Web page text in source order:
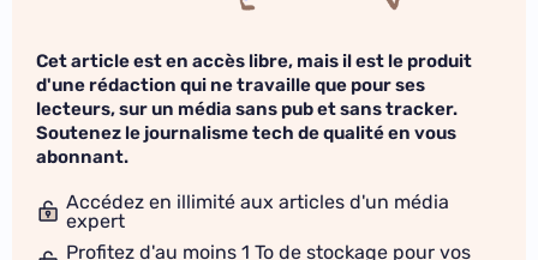
Cet article est en accès libre, mais il est le produit
d'une rédaction qui ne travaille que pour ses
lecteurs, sur un média sans pub et sans tracker.
Soutenez le journalisme tech de qualité en vous
abonnant.
Accédez en illimité aux articles d'un média
expert
Profitez d'au moins 1 To de stockage pour vos